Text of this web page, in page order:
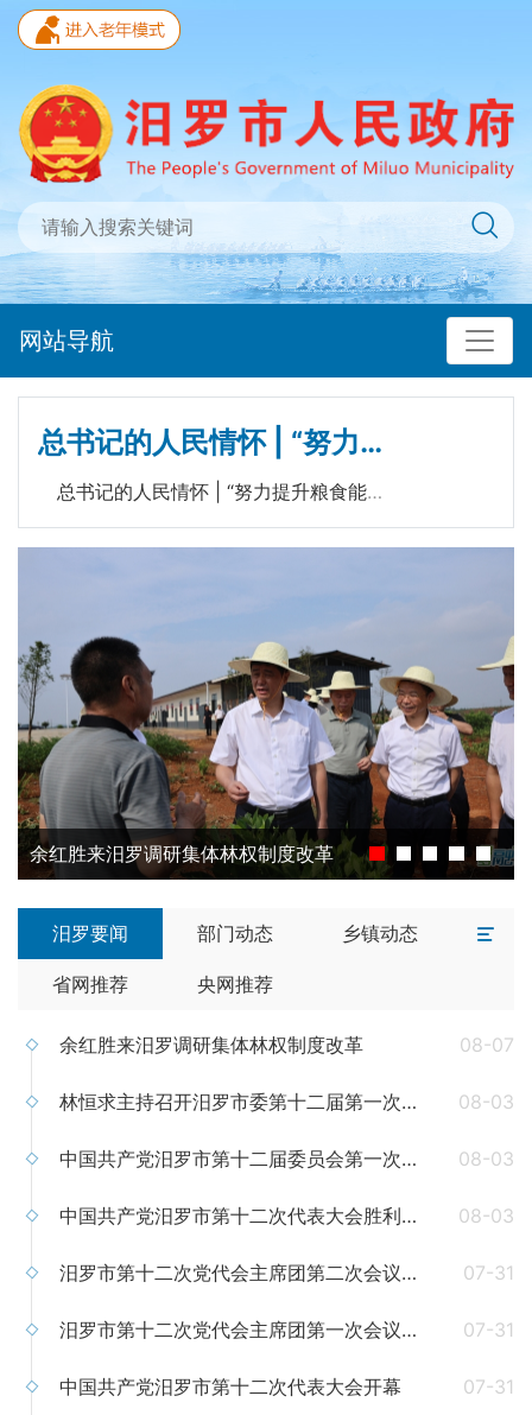
网站导航
总书记的人民情怀 | “努力提升粮食能源资源安全保障能力”
总书记的人民情怀 | “努力提升粮食能源资源安全保障能力”
余红胜来汨罗调研集体林权制度改革
汨罗要闻 部门动态 乡镇动态
省网推荐 央网推荐
余红胜来汨罗调研集体林权制度改革 08-07
林恒求主持召开汨罗市委第十二届第一次常委会会议 08-03
中国共产党汨罗市第十二届委员会第一次全体（扩大）会议召开 林恒求当选市委书记 08-03
中国共产党汨罗市第十二次代表大会胜利闭幕 08-03
汨罗市第十二次党代会主席团第二次会议召开 07-31
汨罗市第十二次党代会主席团第一次会议召开 07-31
中国共产党汨罗市第十二次代表大会开幕 07-31